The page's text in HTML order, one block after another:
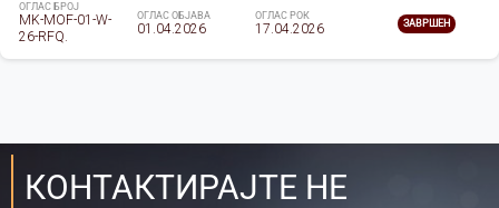
ОГЛАС БРОЈ
MK-MOF-01-W-
26-RFQ.
ОГЛАС ОБЈАВА
01.04.2026
ОГЛАС РОК
17.04.2026 ЗАВРШЕН
КОНТАКТИРАЈТЕ НЕ